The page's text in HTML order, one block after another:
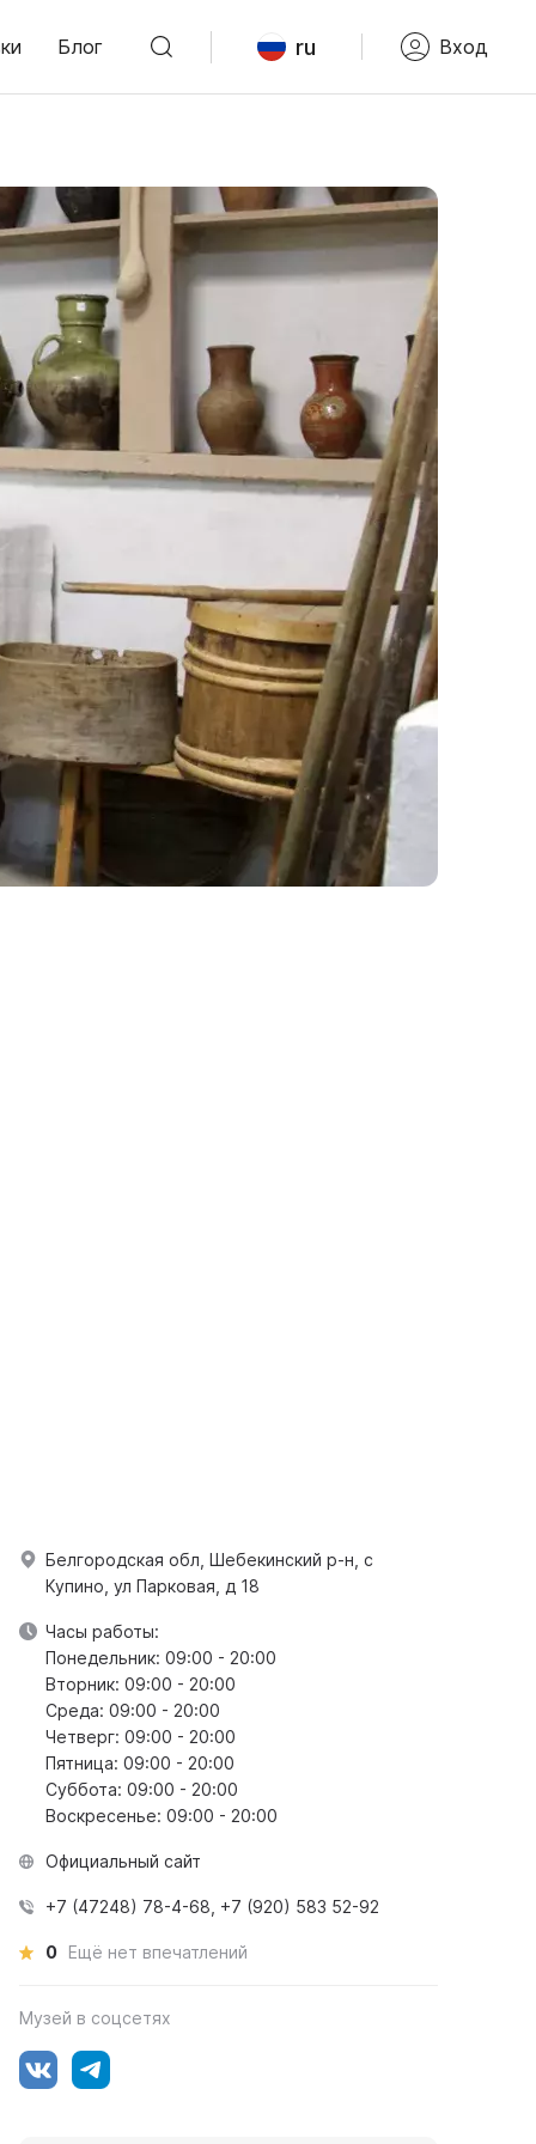
Блог ru Вход
Белгородская обл, Шебекинский р-н, с
Купино, ул Парковая, д 18
Часы работы:
Понедельник: 09:00 - 20:00
Вторник: 09:00 - 20:00
Среда: 09:00 - 20:00
Четверг: 09:00 - 20:00
Пятница: 09:00 - 20:00
Суббота: 09:00 - 20:00
Воскресенье: 09:00 - 20:00
Официальный сайт
+7 (47248) 78-4-68, +7 (920) 583 52-92
0 Ещё нет впечатлений
Музей в соцсетях